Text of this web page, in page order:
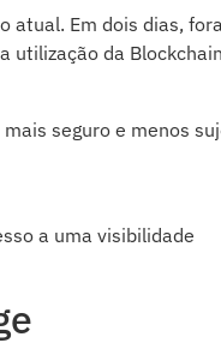
atual. Em dois dias,
utilização da
seguro e menos
a uma visibilidade